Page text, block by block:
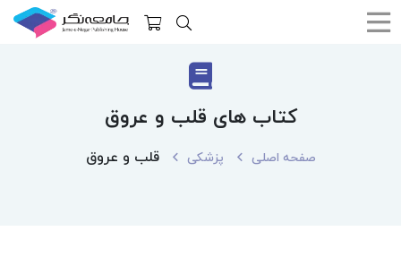
کتاب های قلب و عروق
صفحه اصلی پزشکی قلب و عروق